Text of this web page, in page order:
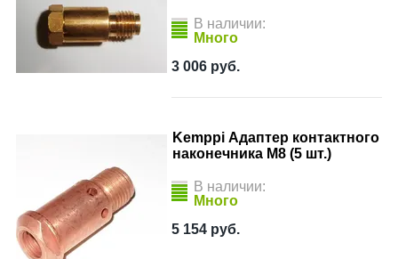
В наличии:
Много
3 006 руб.
Kemppi Адаптер контактного
наконечника М8 (5 шт.)
В наличии:
Много
5 154 руб.